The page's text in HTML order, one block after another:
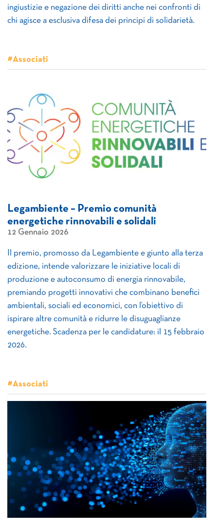
ingiustizie e negazione dei diritti anche nei confronti di
chi agisce a esclusiva difesa dei principi di solidarietà.
#Associati
Legambiente – Premio comunità
energetiche rinnovabili e solidali
12 Gennaio 2026
Il premio, promosso da Legambiente e giunto alla terza
edizione, intende valorizzare le iniziative locali di
produzione e autoconsumo di energia rinnovabile,
premiando progetti innovativi che combinano benefici
ambientali, sociali ed economici, con l’obiettivo di
ispirare altre comunità e ridurre le disuguaglianze
energetiche. Scadenza per le candidature: il 15 febbraio
2026.
#Associati